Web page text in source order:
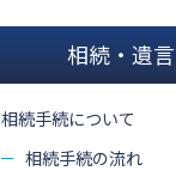
相続・遺言
相続手続について
相続手続の流れ